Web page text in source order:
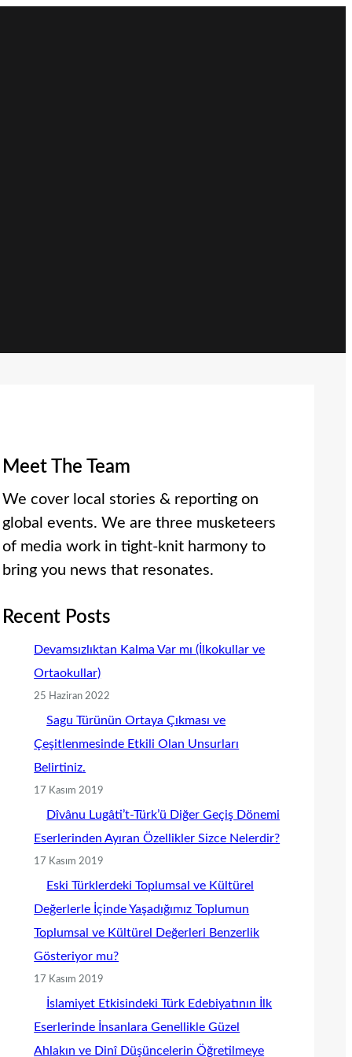
Meet The Team
We cover local stories & reporting on
global events. We are three musketeers
of media work in tight-knit harmony to
bring you news that resonates.
Recent Posts
Devamsızlıktan Kalma Var mı (İlkokullar ve
Ortaokullar)
25 Haziran 2022
Sagu Türünün Ortaya Çıkması ve
Çeşitlenmesinde Etkili Olan Unsurları
Belirtiniz.
17 Kasım 2019
Dîvânu Lugâti’t-Türk’ü Diğer Geçiş Dönemi
Eserlerinden Ayıran Özellikler Sizce Nelerdir?
17 Kasım 2019
Eski Türklerdeki Toplumsal ve Kültürel
Değerlerle İçinde Yaşadığımız Toplumun
Toplumsal ve Kültürel Değerleri Benzerlik
Gösteriyor mu?
17 Kasım 2019
İslamiyet Etkisindeki Türk Edebiyatının İlk
Eserlerinde İnsanlara Genellikle Güzel
Ahlakın ve Dinî Düşüncelerin Öğretilmeye